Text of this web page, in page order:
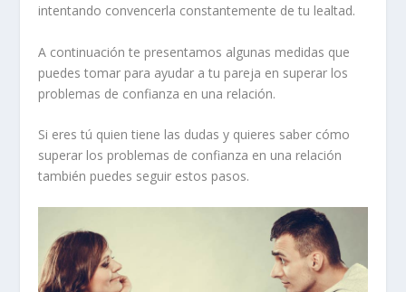
intentando convencerla constantemente de tu lealtad.
A continuación te presentamos algunas medidas que
puedes tomar para ayudar a tu pareja en superar los
problemas de confianza en una relación.
Si eres tú quien tiene las dudas y quieres saber cómo
superar los problemas de confianza en una relación
también puedes seguir estos pasos.